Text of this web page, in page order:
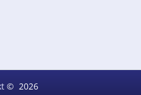
© 2026